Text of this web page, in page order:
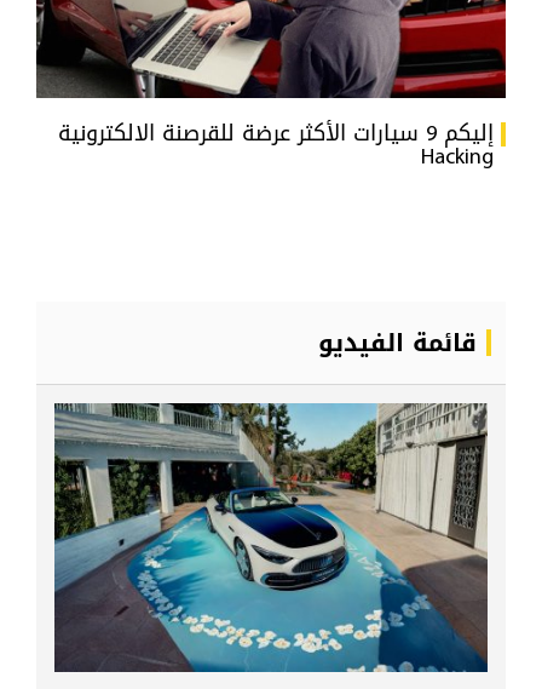
إليكم 9 سيارات الأكثر عرضة للقرصنة الالكترونية
Hacking
قائمة الفيديو